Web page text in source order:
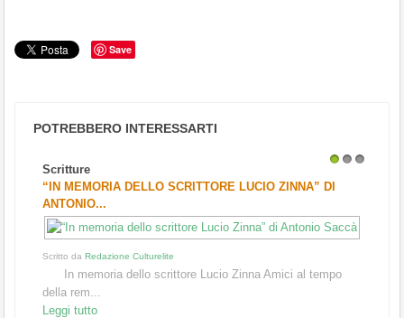
Save
POTREBBERO INTERESSARTI
Scritture
“IN MEMORIA DELLO SCRITTORE LUCIO ZINNA” DI
ANTONIO...
Scritto da Redazione Culturelite
In memoria dello scrittore Lucio Zinna Amici al tempo
della rem...
Leggi tutto